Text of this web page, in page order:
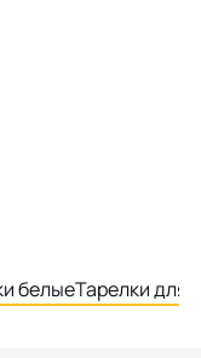
белыеТарелки для